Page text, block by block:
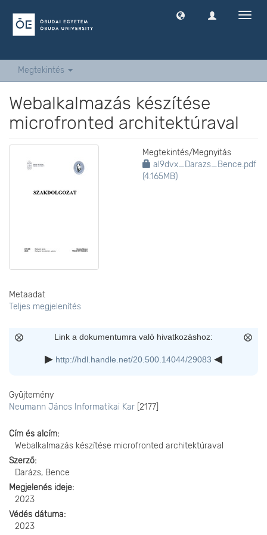
Megtekintés
Webalkalmazás készítése
microfronted architektúraval
Megtekintés/Megnyitás
al9dvx_Darazs_Bence.pdf
(4.165MB)
Metaadat
Teljes megjelenítés
Link a dokumentumra való hivatkozáshoz:
http://hdl.handle.net/20.500.14044/29083
Gyűjtemény
Neumann János Informatikai Kar [2177]
Cím és alcím
Webalkalmazás készítése microfronted architektúraval
Szerző
Darázs, Bence
Megjelenés ideje
2023
Védés dátuma
2023